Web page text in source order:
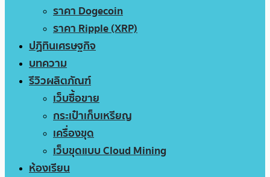
ราคา Dogecoin
ราคา Ripple (XRP)
ปฏิทินเศรษฐกิจ
บทความ
รีวิวผลิตภัณฑ์
เว็บซื้อขาย
กระเป๋าเก็บเหรียญ
เครื่องขุด
เว็บขุดแบบ Cloud Mining
ห้องเรียน